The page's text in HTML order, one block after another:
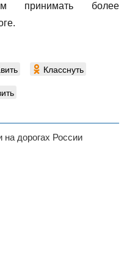
принимать более
Класснуть
на дорогах России